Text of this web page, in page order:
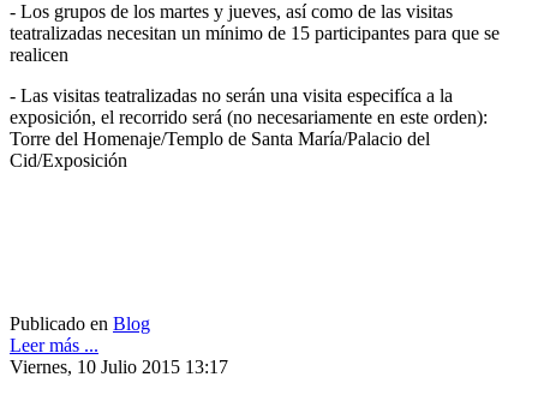
- Los grupos de los martes y jueves, así como de las visitas
teatralizadas necesitan un mínimo de 15 participantes para que se
realicen
- Las visitas teatralizadas no serán una visita especifíca a la
exposición, el recorrido será (no necesariamente en este orden):
Torre del Homenaje/Templo de Santa María/Palacio del
Cid/Exposición
Publicado en Blog
Leer más ...
Viernes, 10 Julio 2015 13:17